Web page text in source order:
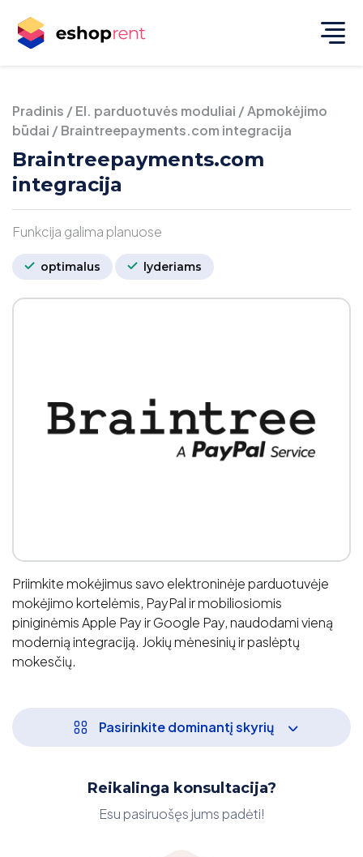
Pradinis /El. parduotuvės moduliai /Apmokėjimo
būdai /Braintreepayments.com integracija
Braintreepayments.com
integracija
Funkcija galima planuose
optimalus lyderiams
Priimkite mokėjimus savo elektroninėje parduotuvėje
mokėjimo kortelėmis, PayPal ir mobiliosiomis
piniginėmis Apple Pay ir Google Pay, naudodami vieną
modernią integraciją. Jokių mėnesinių ir paslėptų
mokesčių.
Pasirinkite dominantį skyrių
Reikalinga konsultacija?
Esu pasiruošęs jums padėti!